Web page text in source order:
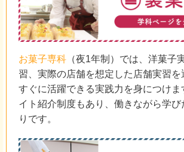
お菓子専科 （夜1年制）では、洋菓子
習、実際の店舗を想定した店舗実習
すぐに活躍できる実践力を身につけ
イト紹介制度もあり、働きながら学び
りです。